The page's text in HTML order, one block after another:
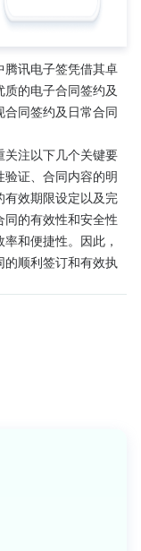
讯电子签凭借其卓
的电子合同签约及
同签约及日常合同
注以下几个关键要
证、合同内容的明
效期限设定以及完
的有效性和安全性
和便捷性。因此，
顺利签订和有效执